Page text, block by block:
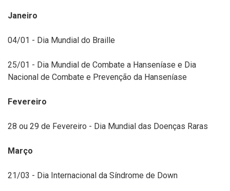
Janeiro
04/01 - Dia Mundial do Braille
25/01 - Dia Mundial de Combate a Hanseníase e Dia
Nacional de Combate e Prevenção da Hanseníase
Fevereiro
28 ou 29 de Fevereiro - Dia Mundial das Doenças Raras
Março
21/03 - Dia Internacional da Síndrome de Down